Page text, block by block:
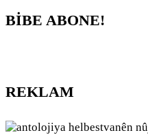
BİBE ABONE!
REKLAM